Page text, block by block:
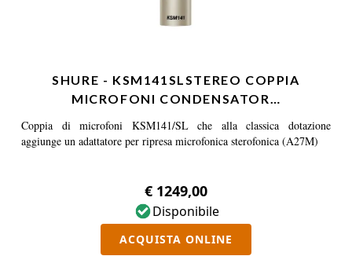
SHURE - KSM141SLSTEREO COPPIA
MICROFONI CONDENSATOR…
Coppia di microfoni KSM141/SL che alla classica dotazione
aggiunge un adattatore per ripresa microfonica sterofonica (A27M)
€ 1249,00
Disponibile
ACQUISTA ONLINE